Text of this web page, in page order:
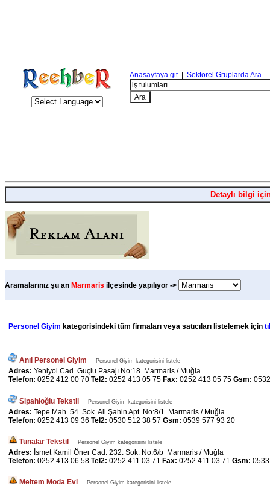
Anasayfaya git| Sektörel Gruplarda Ara
Detaylı bilgi
Aramalarınız şu an Marmaris ilçesinde yapılıyor ->
Personel Giyim kategorisindeki tüm firmaları veya satıcıları listelemek için
Anıl Personel Giyim Personel Giyim kategorisini listele
Adres: Yeniyol Cad. Guçlu Pasajı No:18 Marmaris / Muğla
Telefon: 0252 412 00 70 Tel2: 0252 413 05 75 Fax: 0252 413 05 75 Gsm:
Sipahioğlu Tekstil Personel Giyim kategorisini listele
Adres: Tepe Mah. 54. Sok. Ali Şahin Apt. No:8/1 Marmaris / Muğla
Telefon: 0252 413 09 36 Tel2: 0530 512 38 57 Gsm: 0539 577 93 20
Tunalar Tekstil Personel Giyim kategorisini listele
Adres: İsmet Kamil Öner Cad. 232. Sok. No:6/b Marmaris / Muğla
Telefon: 0252 413 06 58 Tel2: 0252 411 03 71 Fax: 0252 411 03 71 Gsm:
Meltem Moda Evi Personel Giyim kategorisini listele